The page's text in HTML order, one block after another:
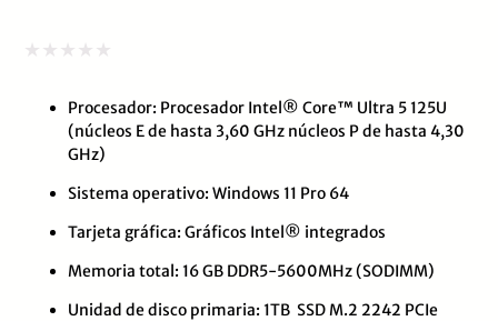
con
Procesador: Procesador Intel® Core™ Ultra 5 125U
(núcleos E de hasta 3,60 GHz núcleos P de hasta 4,30
GHz)
Sistema operativo: Windows 11 Pro 64
Tarjeta gráfica: Gráficos Intel® integrados
Memoria total: 16 GB DDR5-5600MHz (SODIMM)
Unidad de disco primaria: 1TB SSD M.2 2242 PCIe